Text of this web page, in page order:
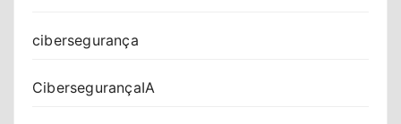
cibersegurança
CibersegurançaIA